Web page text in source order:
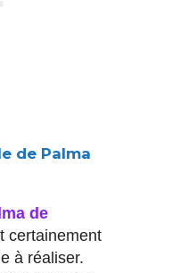
de Palma
de
certainement
à réaliser.